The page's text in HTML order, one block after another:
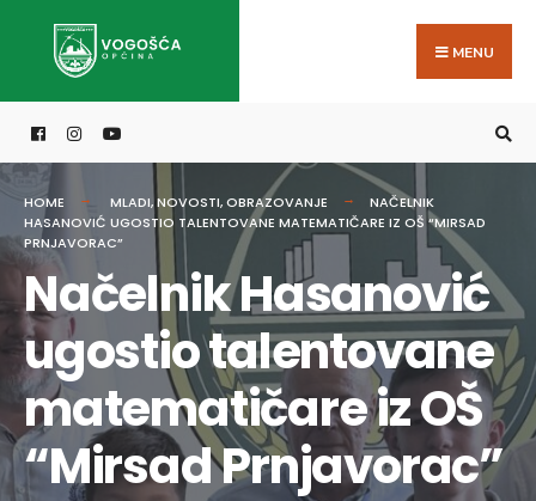
MENU
HOME MLADI,NOVOSTI,OBRAZOVANJE
NAČELNIK
HASANOVIĆ UGOSTIO TALENTOVANE MATEMATIČARE IZ OŠ “MIRSAD
PRNJAVORAC”
Načelnik Hasanović
ugostio talentovane
matematičare iz OŠ
“Mirsad Prnjavorac”
for: